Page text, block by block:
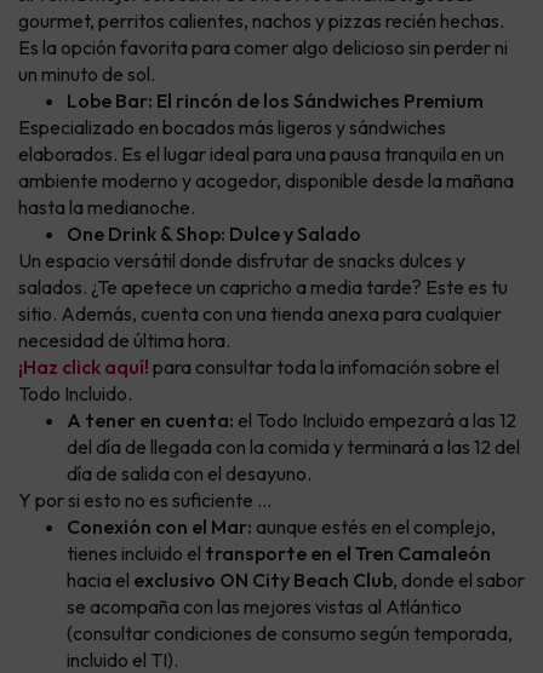
gourmet, perritos calientes, nachos y pizzas recién hechas.
Es la opción favorita para comer algo delicioso sin perder ni
un minuto de sol.
Lobe Bar: El rincón de los Sándwiches Premium
Especializado en bocados más ligeros y sándwiches
elaborados. Es el lugar ideal para una pausa tranquila en un
ambiente moderno y acogedor, disponible desde la mañana
hasta la medianoche.
One Drink & Shop: Dulce y Salado
Un espacio versátil donde disfrutar de snacks dulces y
salados. ¿Te apetece un capricho a media tarde? Este es tu
sitio. Además, cuenta con una tienda anexa para cualquier
necesidad de última hora.
¡Haz click aquí! para consultar toda la infomación sobre el
Todo Incluido.
A tener en cuenta: el Todo Incluido empezará a las 12
del día de llegada con la comida y terminará a las 12 del
día de salida con el desayuno.
Y por si esto no es suficiente ...
Conexión con el Mar: aunque estés en el complejo,
tienes incluido el transporte en el Tren Camaleón
hacia el exclusivo ON City Beach Club, donde el sabor
se acompaña con las mejores vistas al Atlántico
(consultar condiciones de consumo según temporada,
incluido el TI).